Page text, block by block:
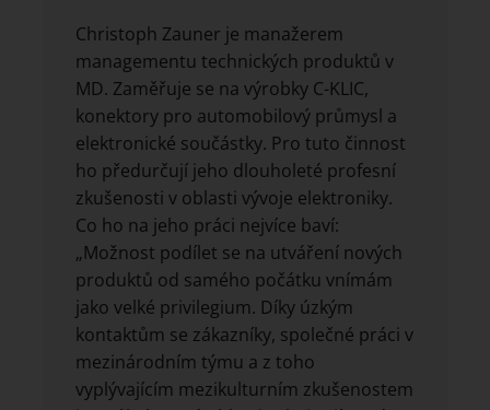
Christoph Zauner je manažerem
managementu technických produktů v
MD. Zaměřuje se na výrobky C-KLIC,
konektory pro automobilový průmysl a
elektronické součástky. Pro tuto činnost
ho předurčují jeho dlouholeté profesní
zkušenosti v oblasti vývoje elektroniky.
Co ho na jeho práci nejvíce baví:
„Možnost podílet se na utváření nových
produktů od samého počátku vnímám
jako velké privilegium. Díky úzkým
kontaktům se zákazníky, společné práci v
mezinárodním týmu a z toho
vyplývajícím mezikulturním zkušenostem